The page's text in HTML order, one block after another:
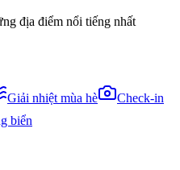
địa điểm nổi tiếng nhất
Giải nhiệt mùa hè
Check-in
biển